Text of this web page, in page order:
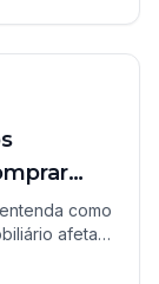
como
afetam